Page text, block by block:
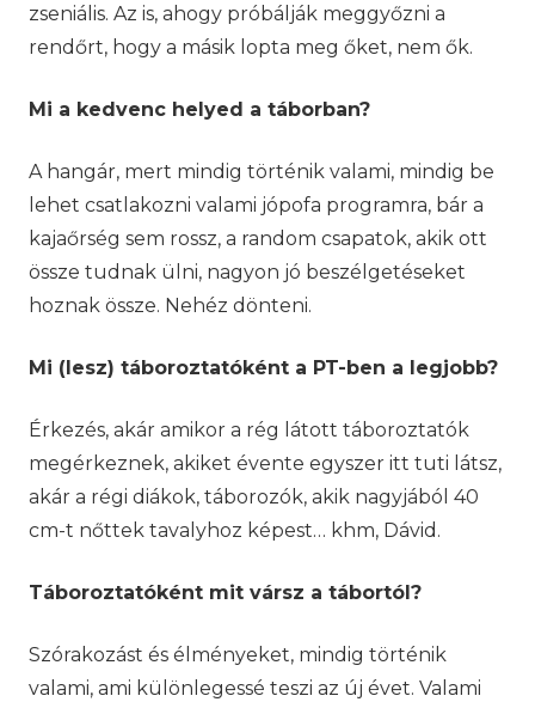
zseniális. Az is, ahogy próbálják meggyőzni a
rendőrt, hogy a másik lopta meg őket, nem ők.
Mi a kedvenc helyed a táborban?
A hangár, mert mindig történik valami, mindig be
lehet csatlakozni valami jópofa programra, bár a
kajaőrség sem rossz, a random csapatok, akik ott
össze tudnak ülni, nagyon jó beszélgetéseket
hoznak össze. Nehéz dönteni.
Mi (lesz) táboroztatóként a PT-ben a legjobb?
Érkezés, akár amikor a rég látott táboroztatók
megérkeznek, akiket évente egyszer itt tuti látsz,
akár a régi diákok, táborozók, akik nagyjából 40
cm-t nőttek tavalyhoz képest… khm, Dávid.
Táboroztatóként mit vársz a tábortól?
Szórakozást és élményeket, mindig történik
valami, ami különlegessé teszi az új évet. Valami